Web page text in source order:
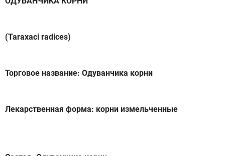
(Taraxaci radices)
Торговое название: Одуванчика корни
Лекарственная форма: корни измельченные